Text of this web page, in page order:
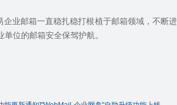
企业邮箱一直稳扎稳打根植于邮箱领域，不断
单位的邮箱安全保驾护航。